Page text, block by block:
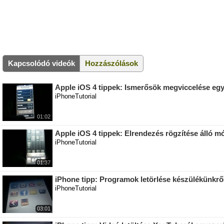
Kapcsolódó videók Hozzászólások
01:02
Apple iOS 4 tippek: Ismerősök megviccelése
iPhoneTutorial
01:37
Apple iOS 4 tippek: Elrendezés rögzítése álló
iPhoneTutorial
03:01
iPhone tipp: Programok letörlése
iPhoneTutorial